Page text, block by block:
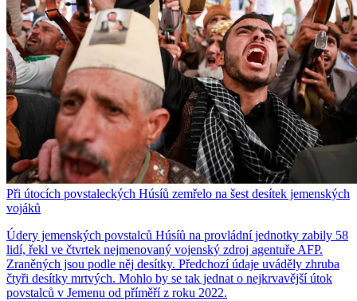
Při útocích povstaleckých Húsíů zemřelo na šest desítek jemenských
vojáků
Údery jemenských povstalců Húsíů na provládní jednotky zabily 58
lidí, řekl ve čtvrtek nejmenovaný vojenský zdroj agentuře AFP.
Zraněných jsou podle něj desítky. Předchozí údaje uváděly zhruba
čtyři desítky mrtvých. Mohlo by se tak jednat o nejkrvavější útok
povstalců v Jemenu od příměří z roku 2022.